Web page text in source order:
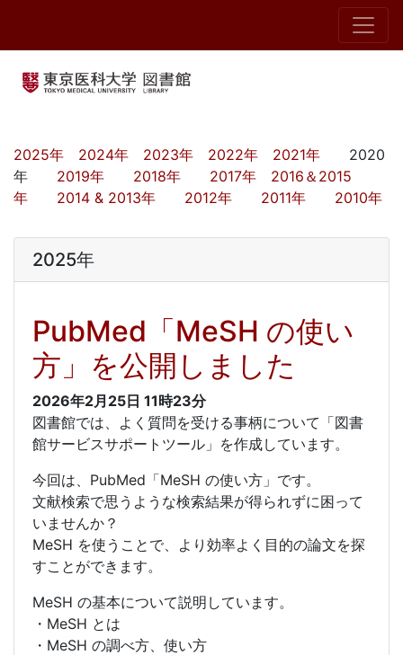
2025年 2024年 2023年 2022年 2021年 2020
年 2019年 2018年 2017年
2016＆2015
年
2014 & 2013年 2012年 2011年 2010年
2025年
PubMed「MeSH の使い
方」を公開しました
2026年2月25日 11時23分
図書館では、よく質問を受ける事柄について「図書
館サービスサポートツール」を作成しています。
今回は、PubMed「MeSH の使い方」です。
文献検索で思うような検索結果が得られずに困って
いませんか？
MeSH を使うことで、より効率よく目的の論文を探
すことができます。
MeSH の基本について説明しています。
・MeSH とは
・MeSH の調べ方、使い方